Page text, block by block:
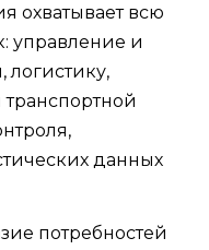
охватывает всю
управление и
транспортной
данных
потребностей